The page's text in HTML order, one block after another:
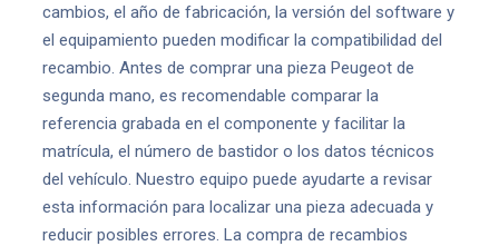
cambios, el año de fabricación, la versión del software y
el equipamiento pueden modificar la compatibilidad del
recambio. Antes de comprar una pieza Peugeot de
segunda mano, es recomendable comparar la
referencia grabada en el componente y facilitar la
matrícula, el número de bastidor o los datos técnicos
del vehículo. Nuestro equipo puede ayudarte a revisar
esta información para localizar una pieza adecuada y
reducir posibles errores. La compra de recambios